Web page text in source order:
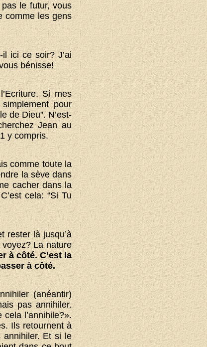
le futur, vous
comme les gens
il ici ce soir? J’ai
bénisse!
Si mes
pour
de Dieu”. N’est-
Jean au
y compris.
comme toute la
la sève dans
cacher dans la
cela: “Si Tu
rester là jusqu’à
La nature
à côté. C’est la
à côté.
(anéantir)
pas annihiler.
l’annihile?».
Ils retournent à
annihiler. Et si le